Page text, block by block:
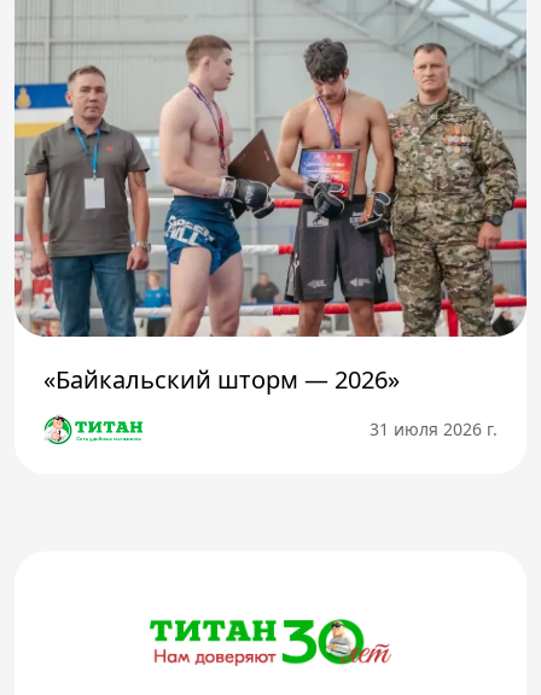
«Байкальский шторм — 2026»
31 июля 2026 г.